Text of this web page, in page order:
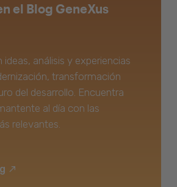
el Blog GeneXus
análisis y experiencias
transformación
del desarrollo. Encuentra
al día con las
relevantes.